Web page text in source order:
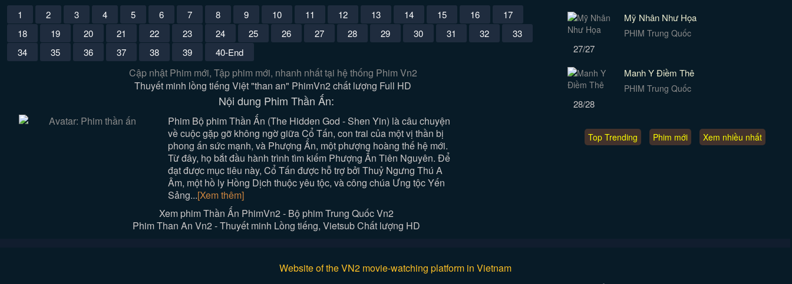
1 2 3 4 5 6 7 8 9 10 11 12 13 14 15 16
17
18
19 20 21 22 23 24 25 26 27 28 29 30 31 32
33
34
35 36 37 38 39 40-End
Cập nhật Phim mới, Tập phim mới, nhanh nhất tại hệ thống Phim Vn2
Thuyết minh lồng tiếng Việt "than an" PhimVn2 chất lượng Full HD
Nội dung Phim Thần Ấn:
Phim Bộ phim Thần Ấn (The Hidden God - Shen Yin) là câu chuyện
về cuộc gặp gỡ không ngờ giữa Cổ Tấn, con trai của một vị thần bị
phong ấn sức mạnh, và Phượng Ẩn, một phượng hoàng thế hệ mới.
Từ đây, họ bắt đầu hành trình tìm kiếm Phượng Ẩn Tiên Nguyên. Để
đạt được mục tiêu này, Cổ Tấn được hỗ trợ bởi Thuỷ Ngưng Thú A
Âm, một hồ ly Hồng Dịch thuộc yêu tộc, và công chúa Ưng tộc Yến
Sảng...[Xem thêm]
Xem phim Thần Ấn PhimVn2 - Bộ phim Trung Quốc Vn2
Phim Than An Vn2 - Thuyết minh Lồng tiếng, Vietsub Chất lượng HD
Mỹ Nhân Như Họa
PHIM Trung Quốc
27/27
Manh Y Điềm Thê
PHIM Trung Quốc
28/28
Top Trending Phim mới Xem nhiều nhất
Website of the VN2 movie-watching platform in Vietnam